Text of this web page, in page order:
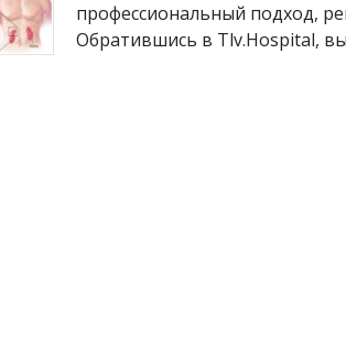
профессиональный подход,
Обратившись в Tlv.Hospital,